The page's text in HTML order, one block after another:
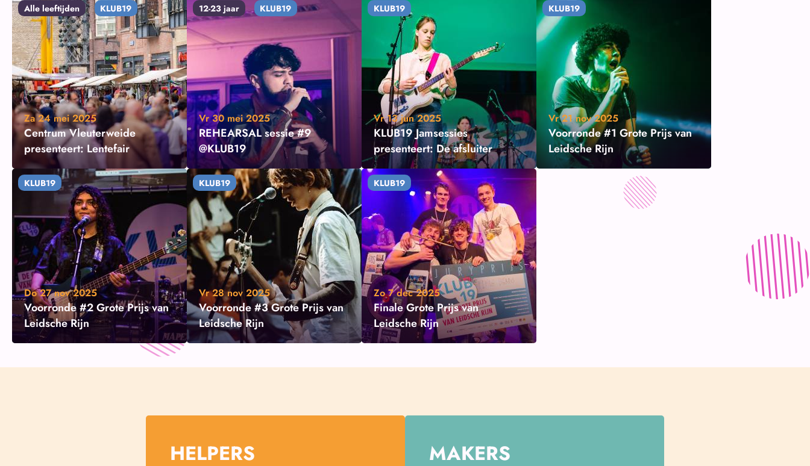
Alle leeftijden KLUB19
Za 24 mei 2025
Centrum Vleuterweide
presenteert: Lentefair
12-23 jaar KLUB19
Vr 30 mei 2025
REHEARSAL sessie #9
@KLUB19
KLUB19
Vr 13 jun 2025
KLUB19 Jamsessies
presenteert: De afsluiter
KLUB19
Vr 21 nov 2025
Voorronde #1 Grote Prijs van
Leidsche Rijn
KLUB19
Do 27 nov 2025
Voorronde #2 Grote Prijs van
Leidsche Rijn
KLUB19
Vr 28 nov 2025
Voorronde #3 Grote Prijs van
Leidsche Rijn
KLUB19
Zo 7 dec 2025
Finale Grote Prijs van
Leidsche Rijn
HELPERS MAKERS